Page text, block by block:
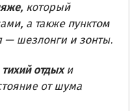
, который
а также пунктом
— шезлонги и зонты.
тихий отдыхи
от шума